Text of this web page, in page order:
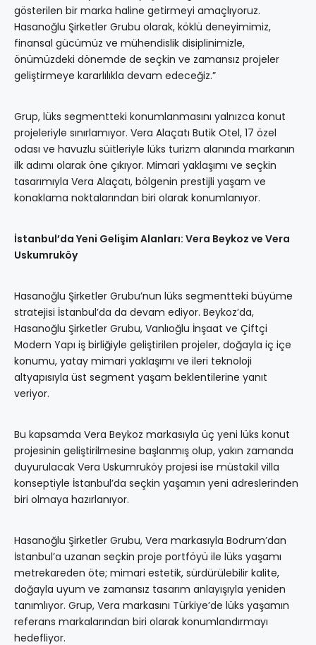
gösterilen bir marka haline getirmeyi amaçlıyoruz.
Hasanoğlu Şirketler Grubu olarak, köklü deneyimimiz,
finansal gücümüz ve mühendislik disiplinimizle,
önümüzdeki dönemde de seçkin ve zamansız projeler
geliştirmeye kararlılıkla devam edeceğiz.”
Grup, lüks segmentteki konumlanmasını yalnızca konut
projeleriyle sınırlamıyor. Vera Alaçatı Butik Otel, 17 özel
odası ve havuzlu süitleriyle lüks turizm alanında markanın
ilk adımı olarak öne çıkıyor. Mimari yaklaşımı ve seçkin
tasarımıyla Vera Alaçatı, bölgenin prestijli yaşam ve
konaklama noktalarından biri olarak konumlanıyor.
İstanbul’da Yeni Gelişim Alanları: Vera Beykoz ve Vera
Uskumruköy
Hasanoğlu Şirketler Grubu’nun lüks segmentteki büyüme
stratejisi İstanbul’da da devam ediyor. Beykoz’da,
Hasanoğlu Şirketler Grubu, Vanlıoğlu İnşaat ve Çiftçi
Modern Yapı iş birliğiyle geliştirilen projeler, doğayla iç içe
konumu, yatay mimari yaklaşımı ve ileri teknoloji
altyapısıyla üst segment yaşam beklentilerine yanıt
veriyor.
Bu kapsamda Vera Beykoz markasıyla üç yeni lüks konut
projesinin geliştirilmesine başlanmış olup, yakın zamanda
duyurulacak Vera Uskumruköy projesi ise müstakil villa
konseptiyle İstanbul’da seçkin yaşamın yeni adreslerinden
biri olmaya hazırlanıyor.
Hasanoğlu Şirketler Grubu, Vera markasıyla Bodrum’dan
İstanbul’a uzanan seçkin proje portföyü ile lüks yaşamı
metrekareden öte; mimari estetik, sürdürülebilir kalite,
doğayla uyum ve zamansız tasarım anlayışıyla yeniden
tanımlıyor. Grup, Vera markasını Türkiye’de lüks yaşamın
referans markalarından biri olarak konumlandırmayı
hedefliyor.